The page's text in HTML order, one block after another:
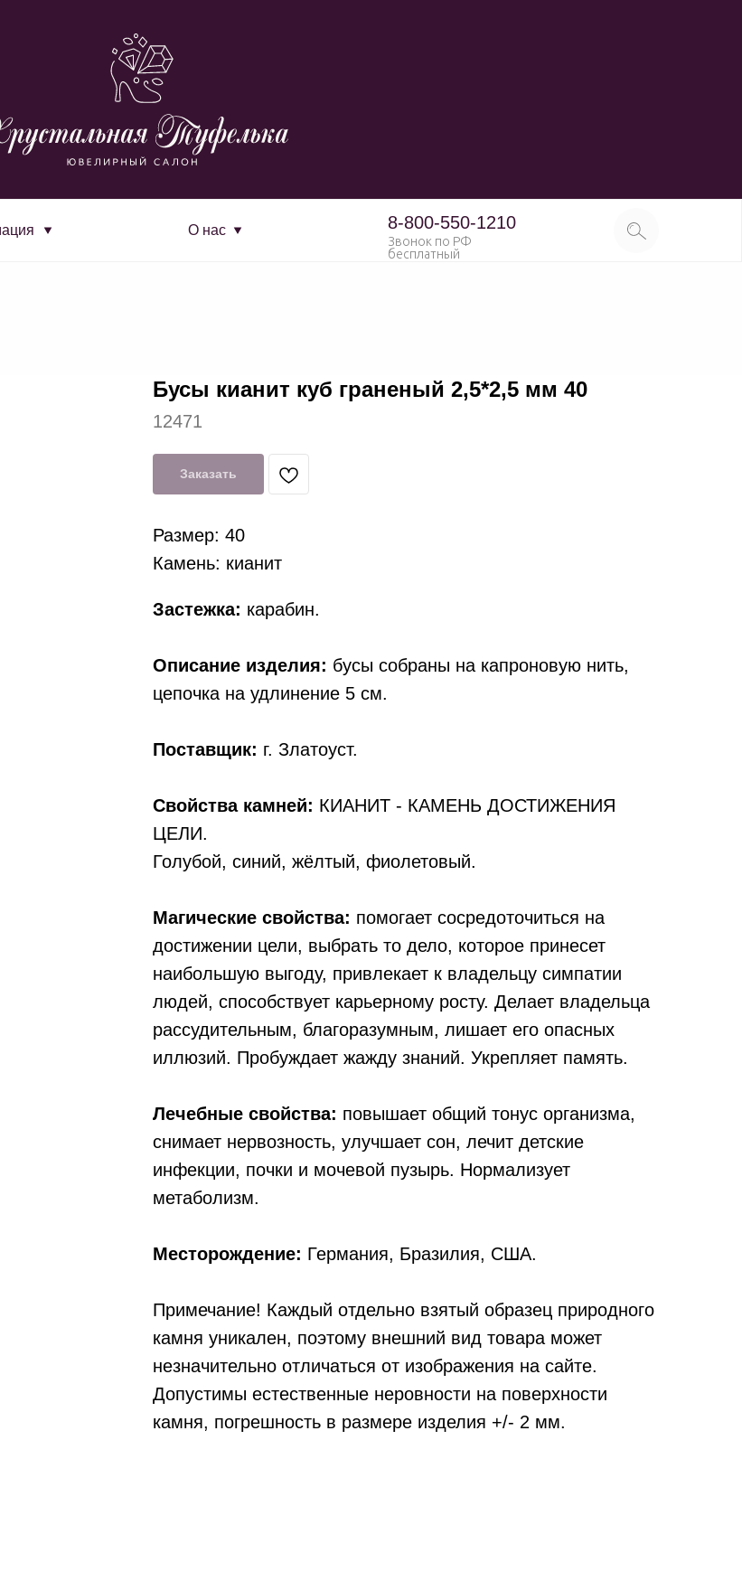
О нас 8-800-550-1210
Звонок по РФ
бесплатный
Бусы кианит куб граненый 2,5*2,5 мм 40
12471
Заказать
Застежка: карабин.
Описание изделия: бусы собраны на капроновую нить,
цепочка на удлинение 5 см.
Поставщик: г. Златоуст.
Свойства камней: КИАНИТ - КАМЕНЬ ДОСТИЖЕНИЯ
ЦЕЛИ.
Голубой, синий, жёлтый, фиолетовый.
Магические свойства: помогает сосредоточиться на
достижении цели, выбрать то дело, которое принесет
наибольшую выгоду, привлекает к владельцу симпатии
людей, способствует карьерному росту. Делает владельца
рассудительным, благоразумным, лишает его опасных
иллюзий. Пробуждает жажду знаний. Укрепляет память.
Лечебные свойства: повышает общий тонус организма,
снимает нервозность, улучшает сон, лечит детские
инфекции, почки и мочевой пузырь. Нормализует
метаболизм.
Месторождение: Германия, Бразилия, США.
Примечание! Каждый отдельно взятый образец природного
камня уникален, поэтому внешний вид товара может
незначительно отличаться от изображения на сайте.
Допустимы естественные неровности на поверхности
камня, погрешность в размере изделия +/- 2 мм.
Размер: 40
Камень: кианит